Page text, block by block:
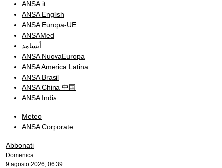
ANSA.it
ANSA English
ANSA Europa-UE
ANSAMed
أنسامد
ANSA NuovaEuropa
ANSA America Latina
ANSA Brasil
ANSA China 中国
ANSA India
Meteo
ANSA Corporate
Abbonati
Domenica
9 agosto 2026, 06:39